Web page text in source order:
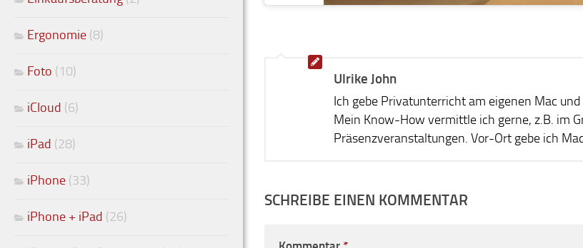
Ulrike John
Ich gebe Privatunterricht am eigenen Mac
Mein Know-How vermittle ich gerne, z.B. im
Präsenzveranstaltungen. Vor-Ort gebe ich
SCHREIBE EINEN KOMMENTAR
Ergonomie (8)
Foto (10)
iCloud (6)
iPad (28)
iPhone (33)
iPhone + iPad (26)